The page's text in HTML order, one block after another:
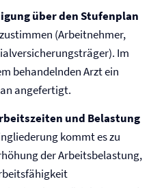
über den Stufenplan
(Arbeitnehmer,
Im
behandelnden Arzt ein
angefertigt.
und Belastung
kommt es zu
der Arbeitsbelastung,